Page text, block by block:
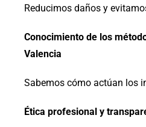
Reducimos daños y
Conocimiento de los
Valencia
Sabemos cómo actúan los
Ética profesional y